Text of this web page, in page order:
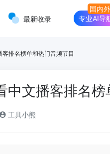
最新收录 专业AI导
客排名榜单和热门音频节目
中文播客排名
工具小熊